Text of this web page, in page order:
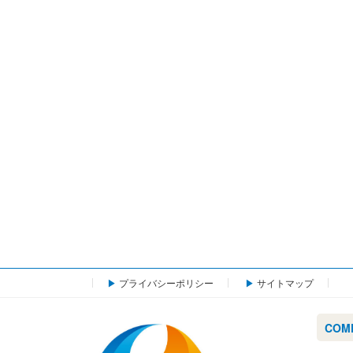
プライバシーポリシー サイトマップ